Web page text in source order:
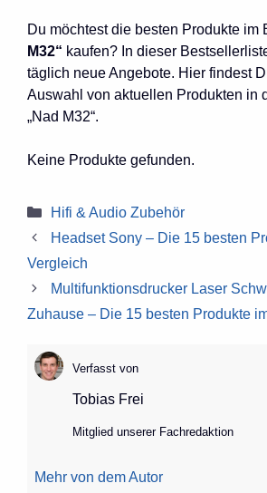
Du möchtest die besten Produkte im
M32“ kaufen? In dieser
täglich neue Angebote. Hier findest
Auswahl von aktuellen Produkten in
„Nad M32“.
Keine Produkte gefunden.
Kategorien
Hifi & Audio Zubehör
Headset Sony – Die 15 besten
Vergleich
Multifunktionsdrucker Laser
Zuhause – Die 15 besten Produkte
Verfasst von
Tobias Frei
Mitglied unserer Fachredaktion
Mehr von dem Autor